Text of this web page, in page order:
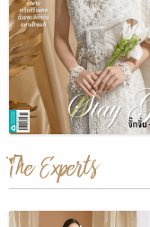
The Experts